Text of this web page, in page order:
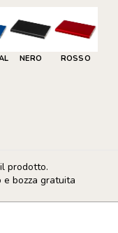
NERO ROSSO
prodotto.
bozza gratuita